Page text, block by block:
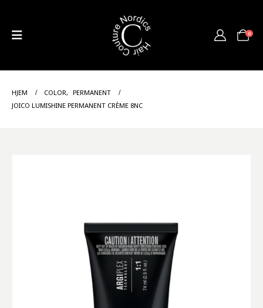
0
HJEM COLOR, PERMANENT
JOICO LUMISHINE PERMANENT CRÈME 8NC